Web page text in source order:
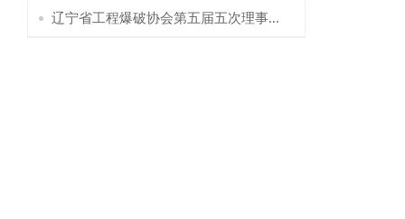
辽宁省工程爆破协会第五届五次理事...